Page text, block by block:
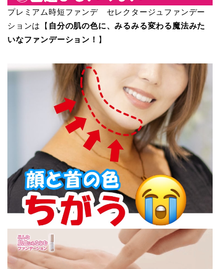
プレミアム時短ファンデ セレクタージュファンデー
ションは【 自分の肌の色に、みるみる変わる魔法みた
いなファンデーション！ 】